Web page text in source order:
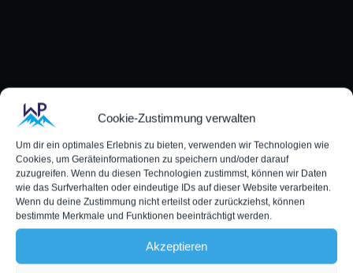
Cookie-Zustimmung verwalten
Um dir ein optimales Erlebnis zu bieten, verwenden wir Technologien wie
Cookies, um Geräteinformationen zu speichern und/oder darauf
zuzugreifen. Wenn du diesen Technologien zustimmst, können wir Daten
wie das Surfverhalten oder eindeutige IDs auf dieser Website verarbeiten.
Wenn du deine Zustimmung nicht erteilst oder zurückziehst, können
bestimmte Merkmale und Funktionen beeinträchtigt werden.
Akzeptieren